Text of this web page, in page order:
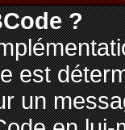
?
est
un